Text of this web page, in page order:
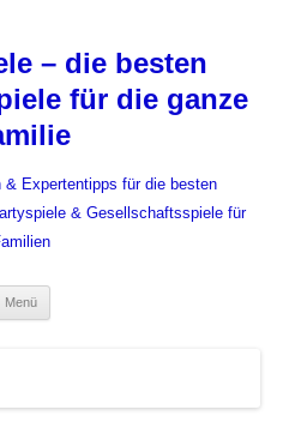
– die besten
für die ganze
& Expertentipps für die besten
& Gesellschaftsspiele für
Menü